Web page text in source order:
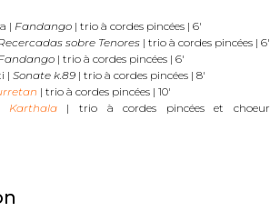
| Fandango | trio à cordes pincées | 6′
sobre Tenores | trio à cordes pincées | 6′
| trio à cordes pincées | 6′
| Sonate k.89 | trio à cordes pincées | 8′
| trio à cordes pincées | 10′
Karthala| trio à cordes pincées et